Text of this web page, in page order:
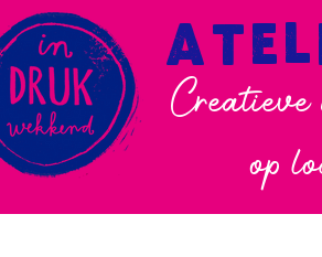
Creatieve
op